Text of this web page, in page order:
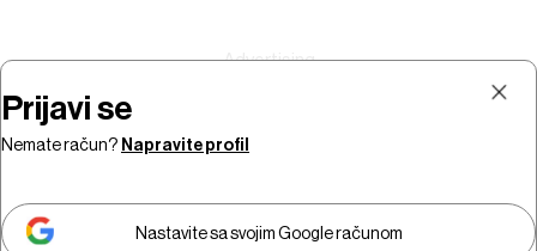
Prijavi se
Nemate račun? Napravite profil
Nastavite sa svojim Google računom